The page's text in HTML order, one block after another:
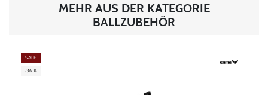
MEHR AUS DER KATEGORIE
BALLZUBEHÖR
SALE
-36%